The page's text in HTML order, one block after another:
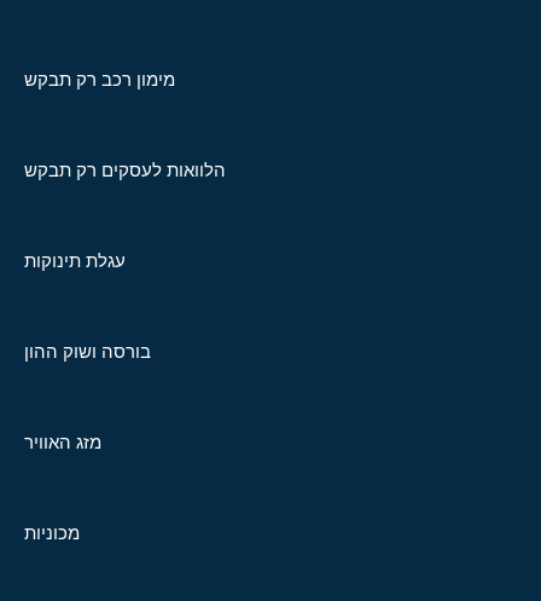
מימון רכב רק תבקש
הלוואות לעסקים רק תבקש
עגלת תינוקות
בורסה ושוק ההון
מזג האוויר
מכוניות